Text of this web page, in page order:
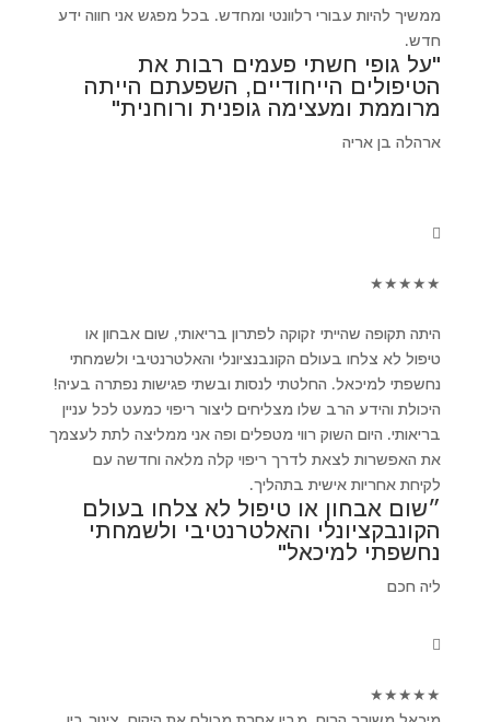
ממשיך להיות עבורי רלוונטי ומחדש. בכל מפגש אני חווה ידע
חדש.
"על גופי חשתי פעמים רבות את
הטיפולים הייחודיים, השפעתם הייתה
מרוממת ומעצימה גופנית ורוחנית"
ארהלה בן אריה
★
★
★
★
★
היתה תקופה שהייתי זקוקה לפתרון בריאותי, שום אבחון או
טיפול לא צלחו בעולם הקונבנציונלי והאלטרנטיבי ולשמחתי
נחשפתי למיכאל. החלטתי לנסות ובשתי פגישות נפתרה בעיה!
היכולת והידע הרב שלו מצליחים ליצור ריפוי כמעט לכל עניין
בריאותי. היום השוק רווי מטפלים ופה אני ממליצה לתת לעצמך
את האפשרות לצאת לדרך ריפוי קלה מלאה וחדשה עם
לקיחת אחריות אישית בתהליך.
״שום אבחון או טיפול לא צלחו בעולם
הקונבקציונלי והאלטרנטיבי ולשמחתי
נחשפתי למיכאל"
ליה חכם
★
★
★
★
★